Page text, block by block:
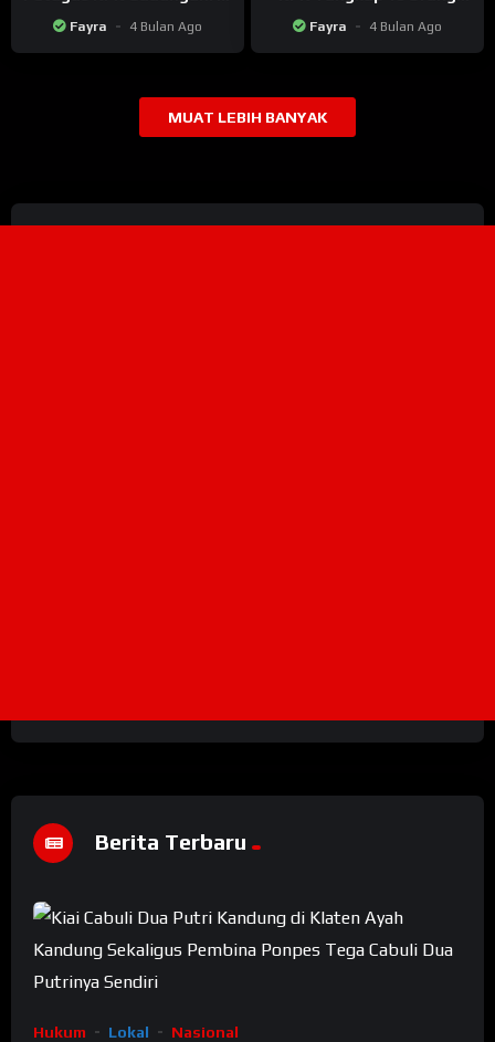
Minta 300 Juta tanpa
Negosiasi
Fayra 4 Bulan Ago Fayra 4 Bulan Ago
MUAT LEBIH BANYAK
Berita Terbaru
Hukum Lokal Nasional